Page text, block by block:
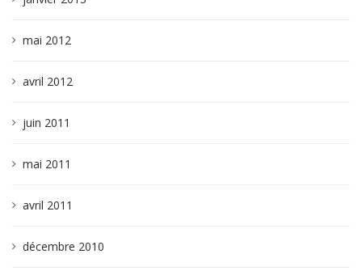
mai 2012
avril 2012
juin 2011
mai 2011
avril 2011
décembre 2010